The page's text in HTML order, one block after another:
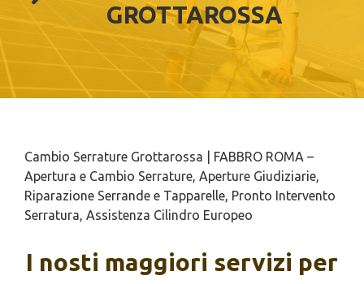
GROTTAROSSA
Cambio Serrature Grottarossa | FABBRO ROMA –
Apertura e Cambio Serrature, Aperture Giudiziarie,
Riparazione Serrande e Tapparelle, Pronto Intervento
Serratura, Assistenza Cilindro Europeo
I nosti maggiori servizi per